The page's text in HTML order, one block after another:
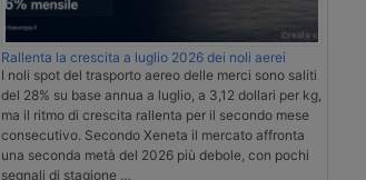
Rallenta la crescita a luglio 2026 dei noli aerei
I noli spot del trasporto aereo delle merci sono saliti
del 28% su base annua a luglio, a 3,12 dollari per kg,
ma il ritmo di crescita rallenta per il secondo mese
consecutivo. Secondo Xeneta il mercato affronta
una seconda metà del 2026 più debole, con pochi
segnali di stagione …